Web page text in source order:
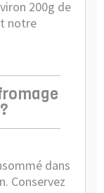
200g de
notre
dans
Conservez